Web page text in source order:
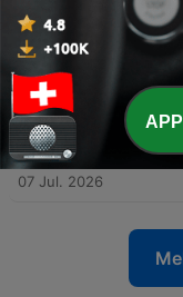
199 - #145 ストーン
ギリス）
14 Jul. 2026
198 - #144《イベント
水利施設の水道
07 Jul. 2026